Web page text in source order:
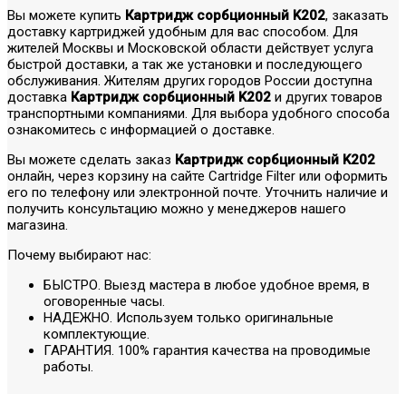
Вы можете купить Картридж сорбционный K202, заказать
доставку картриджей удобным для вас способом. Для
жителей Москвы и Московской области действует услуга
быстрой доставки, а так же установки и последующего
обслуживания. Жителям других городов России доступна
доставка Картридж сорбционный K202 и других товаров
транспортными компаниями. Для выбора удобного способа
ознакомитесь с информацией о доставке.
Вы можете сделать заказ Картридж сорбционный K202
онлайн, через корзину на сайте Cartridge Filter или оформить
его по телефону или электронной почте. Уточнить наличие и
получить консультацию можно у менеджеров нашего
магазина.
Почему выбирают нас:
БЫСТРО. Выезд мастера в любое удобное время, в
оговоренные часы.
НАДЕЖНО. Используем только оригинальные
комплектующие.
ГАРАНТИЯ. 100% гарантия качества на проводимые
работы.